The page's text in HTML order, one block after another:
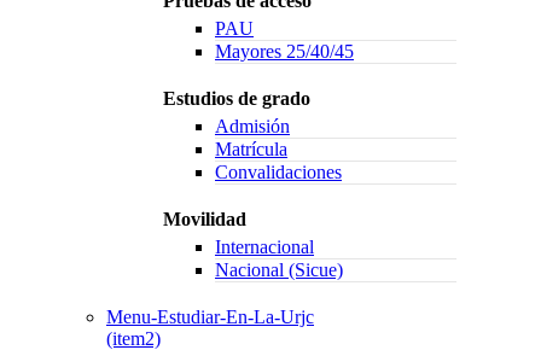
PAU
Mayores 25/40/45
Estudios de grado
Admisión
Matrícula
Convalidaciones
Movilidad
Internacional
Nacional (Sicue)
Menu-Estudiar-En-La-Urjc
(item2)